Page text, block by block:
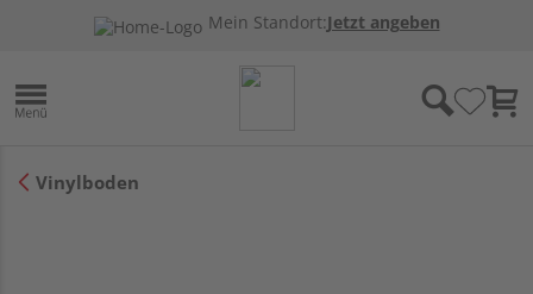
Mein Standort:Jetzt angeben
Vinylboden